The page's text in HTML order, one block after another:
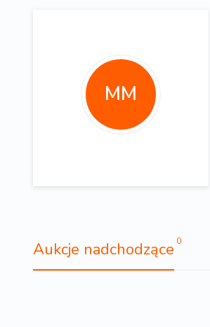
MM
Aukcje nadchodzące 0